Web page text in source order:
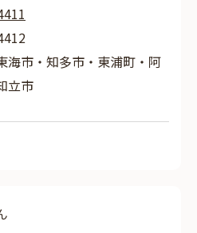
海市・知多市・東浦町・阿
立市